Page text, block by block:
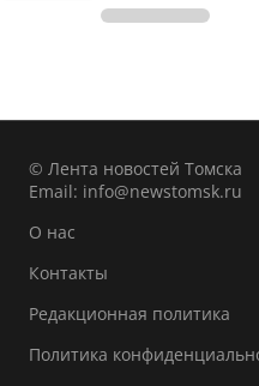
© Лента новостей Томска
Email: info@newstomsk.ru
О нас
Контакты
Редакционная политика
Политика